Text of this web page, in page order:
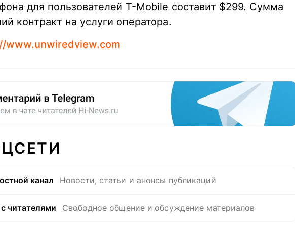
для пользователей T-Mobile составит $299. Сумма
контракт на услуги оператора.
www.unwiredview.com
канал Новости, статьи и анонсы публикаций
читателями Свободное общение и обсуждение материалов